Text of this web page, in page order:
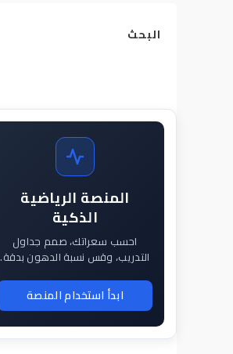
البحث
المنصة الرياضية
الذكية
احسب سعراتك، صمم جداول
التدريب، وقس نسبة الدهون بدقة.
ابدأ استخدام المنصة